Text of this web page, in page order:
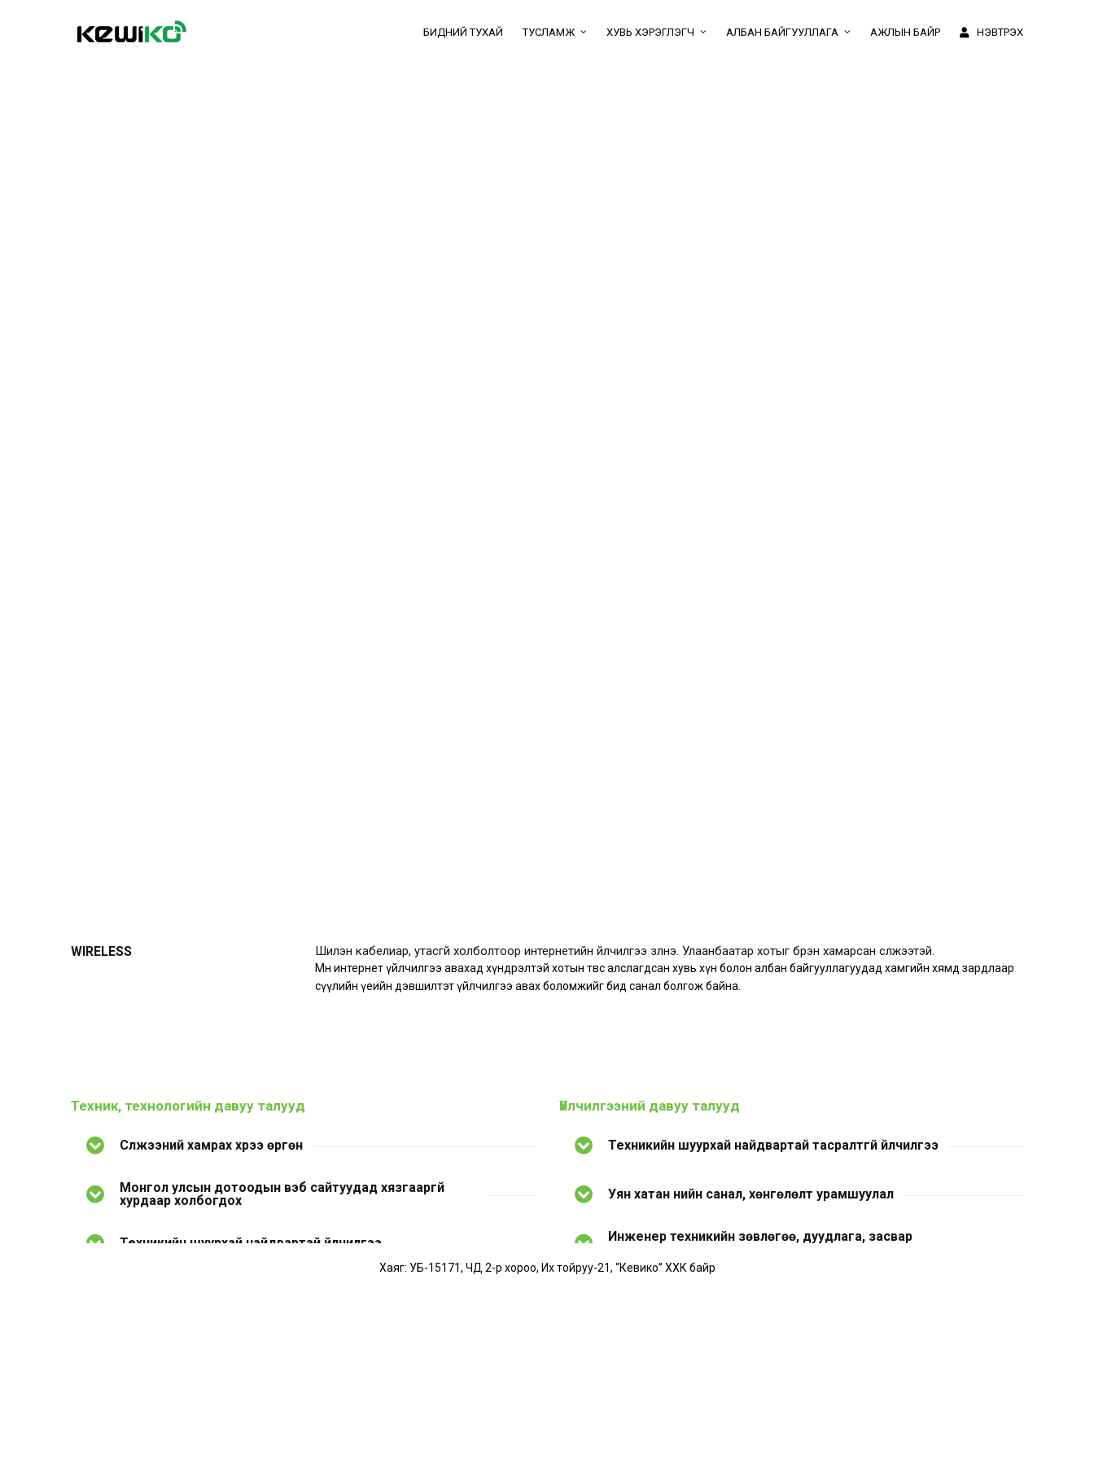
БИДНИЙ ТУХАЙ ТУСЛАМЖ ХУВЬ ХЭРЭГЛЭГЧ АЛБАН БАЙГУУЛЛАГА АЖЛЫН БАЙР НЭВТРЭХ
WIRELESS Шилэн кабелиар, утасгүй холболтоор интернетийн үйлчилгээ үзүүлнэ. Улаанбаатар хотыг бүрэн хамарсан сүлжээтэй.
Мөн интернет үйлчилгээ авахад хүндрэлтэй хотын төвөөс алслагдсан хувь хүн болон албан байгууллагуудад хамгийн хямд зардлаар
сүүлийн үеийн дэвшилтэт үйлчилгээ авах боломжийг бид санал болгож байна.
Техник, технологийн давуу талууд
Сүлжээний хамрах хүрээ өргөн
Монгол улсын дотоодын вэб сайтуудад хязгааргүй
хурдаар холбогдох
Техникийн шуурхай найдвартай үйлчилгээ
Үйлчилгээний давуу талууд
Техникийн шуурхай найдвартай тасралтгүй үйлчилгээ
Уян хатан үнийн санал, хөнгөлөлт урамшуулал
Инженер техникийн зөвлөгөө, дуудлага, засвар
Хаяг: УБ-15171, ЧД 2-р хороо, Их тойруу-21, “Кевико” ХХК байр